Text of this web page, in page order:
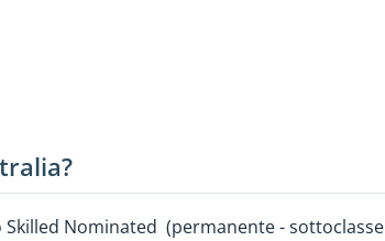
Nominated (permanente - sottoclasse